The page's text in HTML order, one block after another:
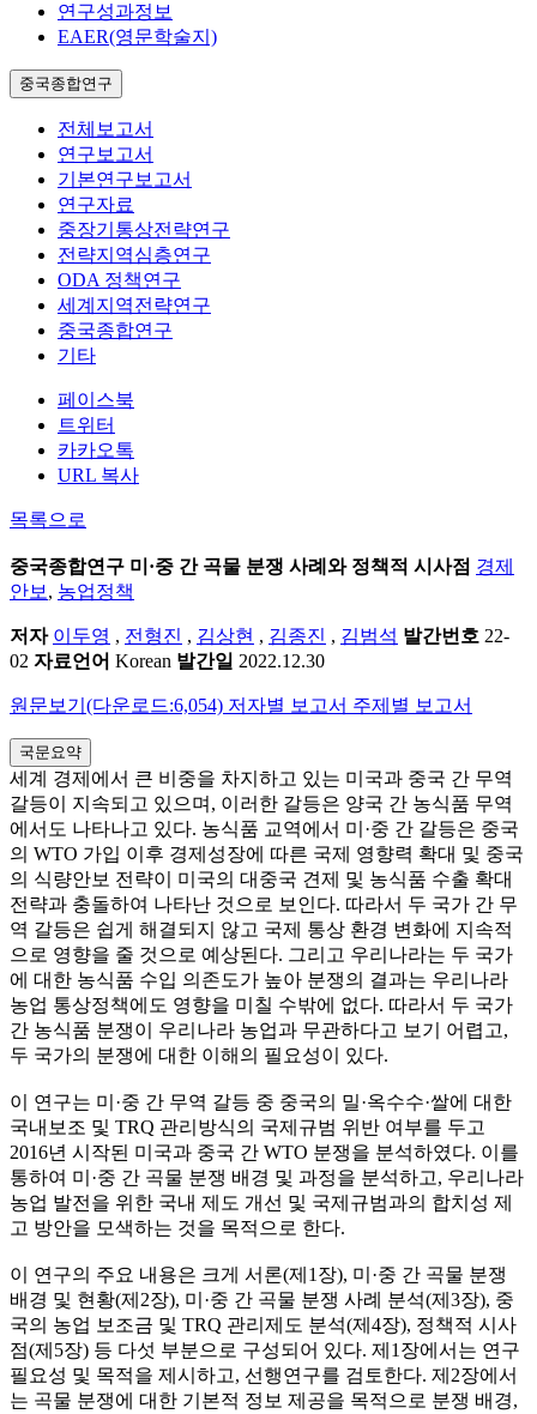
연구성과정보
EAER(영문학술지)
중국종합연구
전체보고서
연구보고서
기본연구보고서
연구자료
중장기통상전략연구
전략지역심층연구
ODA 정책연구
세계지역전략연구
중국종합연구
기타
페이스북
트위터
카카오톡
URL 복사
목록으로
중국종합연구 미·중 간 곡물 분쟁 사례와 정책적 시사점 경제
안보 , 농업정책
저자 이두영 , 전형진 , 김상현 , 김종진 , 김범석 발간번호 22-
02 자료언어 Korean 발간일 2022.12.30
원문보기(다운로드:6,054) 저자별 보고서 주제별 보고서
국문요약
세계 경제에서 큰 비중을 차지하고 있는 미국과 중국 간 무역
갈등이 지속되고 있으며, 이러한 갈등은 양국 간 농식품 무역
에서도 나타나고 있다. 농식품 교역에서 미·중 간 갈등은 중국
의 WTO 가입 이후 경제성장에 따른 국제 영향력 확대 및 중국
의 식량안보 전략이 미국의 대중국 견제 및 농식품 수출 확대
전략과 충돌하여 나타난 것으로 보인다. 따라서 두 국가 간 무
역 갈등은 쉽게 해결되지 않고 국제 통상 환경 변화에 지속적
으로 영향을 줄 것으로 예상된다. 그리고 우리나라는 두 국가
에 대한 농식품 수입 의존도가 높아 분쟁의 결과는 우리나라
농업 통상정책에도 영향을 미칠 수밖에 없다. 따라서 두 국가
간 농식품 분쟁이 우리나라 농업과 무관하다고 보기 어렵고,
두 국가의 분쟁에 대한 이해의 필요성이 있다.
이 연구는 미·중 간 무역 갈등 중 중국의 밀·옥수수·쌀에 대한
국내보조 및 TRQ 관리방식의 국제규범 위반 여부를 두고
2016년 시작된 미국과 중국 간 WTO 분쟁을 분석하였다. 이를
통하여 미·중 간 곡물 분쟁 배경 및 과정을 분석하고, 우리나라
농업 발전을 위한 국내 제도 개선 및 국제규범과의 합치성 제
고 방안을 모색하는 것을 목적으로 한다.
이 연구의 주요 내용은 크게 서론(제1장), 미·중 간 곡물 분쟁
배경 및 현황(제2장), 미·중 간 곡물 분쟁 사례 분석(제3장), 중
국의 농업 보조금 및 TRQ 관리제도 분석(제4장), 정책적 시사
점(제5장) 등 다섯 부분으로 구성되어 있다. 제1장에서는 연구
필요성 및 목적을 제시하고, 선행연구를 검토한다. 제2장에서
는 곡물 분쟁에 대한 기본적 정보 제공을 목적으로 분쟁 배경,